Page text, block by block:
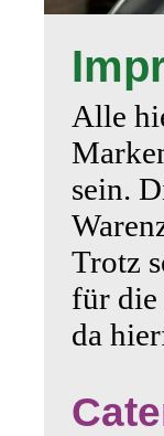
Alle
sein.
Trotz
für die
da